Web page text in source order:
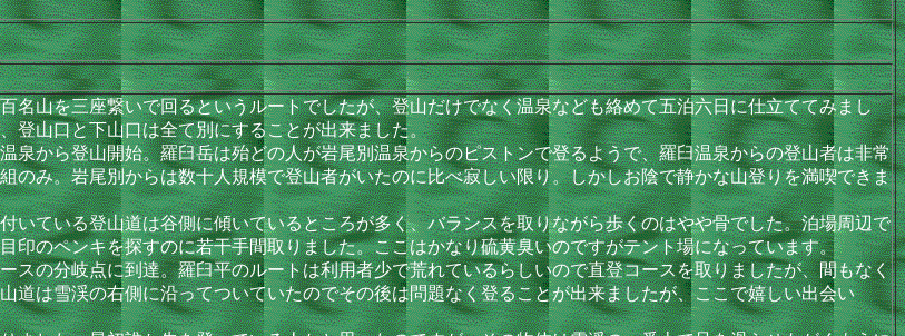
山を三座繋いで回るというルートでしたが、登山だけでなく温泉なども絡めて五泊六日に仕立ててみまし
登山口と下山口は全て別にすることが出来ました。
から登山開始。羅臼岳は殆どの人が岩尾別温泉からのピストンで登るようで、羅臼温泉からの登山者は非常
のみ。岩尾別からは数十人規模で登山者がいたのに比べ寂しい限り。しかしお陰で静かな山登りを満喫できま
ている登山道は谷側に傾いているところが多く、バランスを取りながら歩くのはやや骨でした。泊場周辺で
印のペンキを探すのに若干手間取りました。ここはかなり硫黄臭いのですがテント場になっています。
の分岐点に到達。羅臼平のルートは利用者少で荒れているらしいので直登コースを取りましたが、間もなく
道は雪渓の右側に沿ってついていたのでその後は問題なく登ることが出来ましたが、ここで嬉しい出会い